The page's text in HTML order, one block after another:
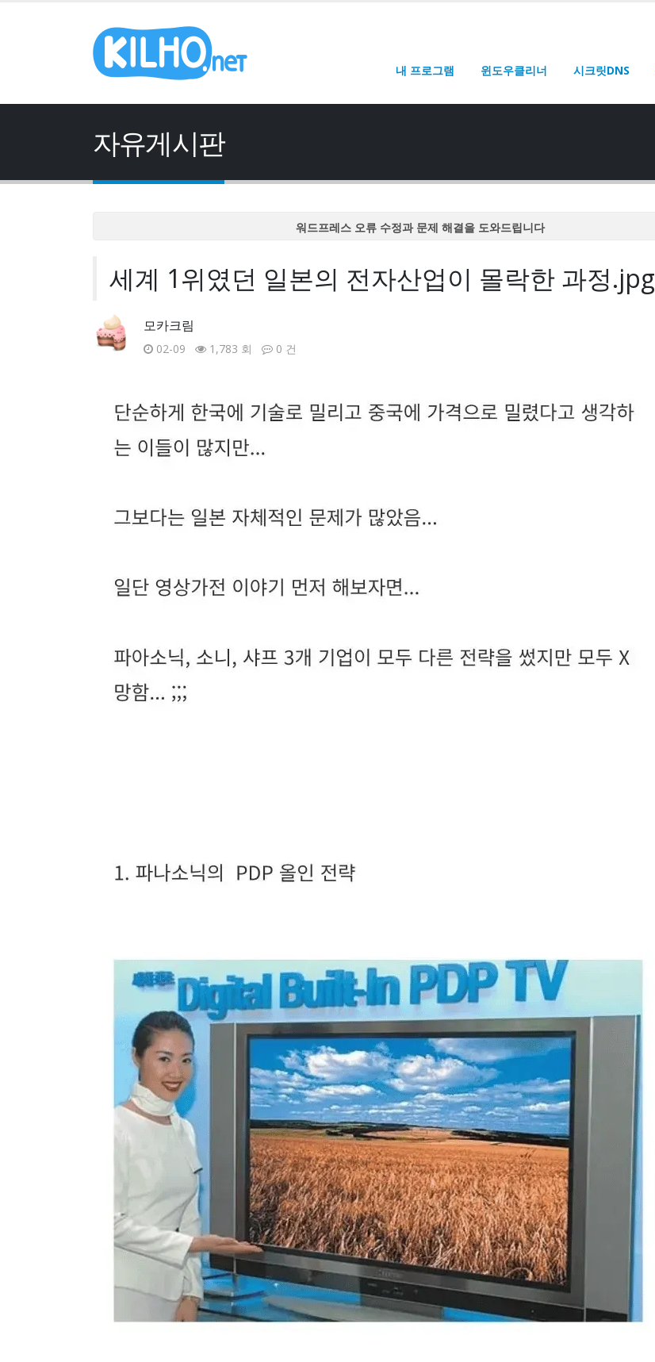
내 프로그램 윈도우클리너 시크릿DNS
자유게시판
워드프레스 오류 수정과 문제 해결을 도와드립니다
워드프레스 오류 수정과 문제 해결을 도와드립니다
세계 1위였던 일본의 전자산업이 몰락한 과정.jpg
모카크림
02-09 1,783 회 0 건